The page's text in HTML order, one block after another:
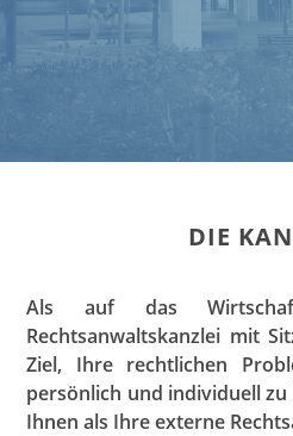
DIE
Als auf das
Rechtsanwaltskanzlei mit
Ziel, Ihre rechtlichen
persönlich und individuell
Ihnen als Ihre externe